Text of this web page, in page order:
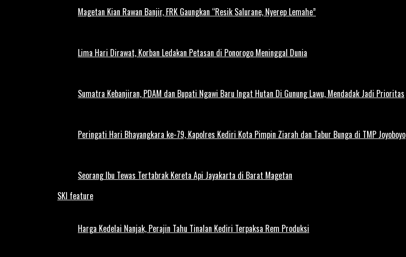
Magetan Kian Rawan Banjir, FRK Gaungkan “Resik Salurane, Nyerep Lemahe”
Lima Hari Dirawat, Korban Ledakan Petasan di Ponorogo Meninggal Dunia
Sumatra Kebanjiran, PDAM dan Bupati Ngawi Baru Ingat Hutan Di Gunung Lawu, Mendadak Jadi Prioritas
Peringati Hari Bhayangkara ke-79, Kapolres Kediri Kota Pimpin Ziarah dan Tabur Bunga di TMP Joyoboyo
Seorang Ibu Tewas Tertabrak Kereta Api Jayakarta di Barat Magetan
SKI feature
Harga Kedelai Nanjak, Perajin Tahu Tinalan Kediri Terpaksa Rem Produksi